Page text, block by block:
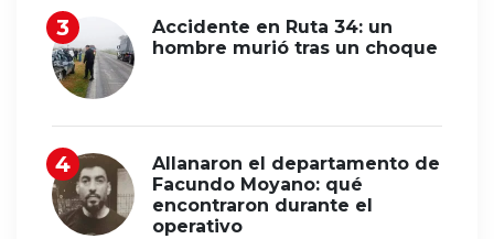
Accidente en Ruta 34: un
hombre murió tras un choque
Allanaron el departamento de
Facundo Moyano: qué
encontraron durante el
operativo